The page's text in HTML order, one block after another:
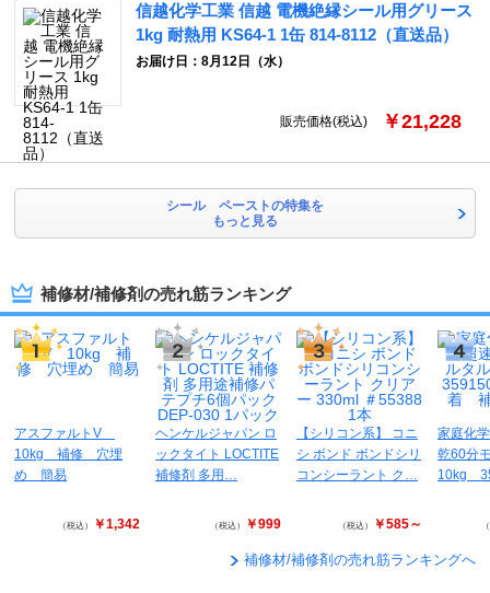
信越化学工業 信越 電機絶縁シール用グリース
1kg 耐熱用 KS64-1 1缶 814-8112（直送品）
お届け日：8月12日（水）
販売価格(税込) ￥21,228
シール ペーストの特集を
もっと見る
補修材/補修剤の売れ筋ランキング
アスファルトV
10kg 補修 穴埋
め 簡易
（税込） ￥1,342
ヘンケルジャパン ロ
ックタイト LOCTITE
補修剤 多用…
（税込） ￥999
【シリコン系】 コニ
シ ボンド ボンドシリ
コンシーラント ク…
（税込） ￥585～
家庭化
乾60分
10kg
補修材/補修剤の売れ筋ランキングへ